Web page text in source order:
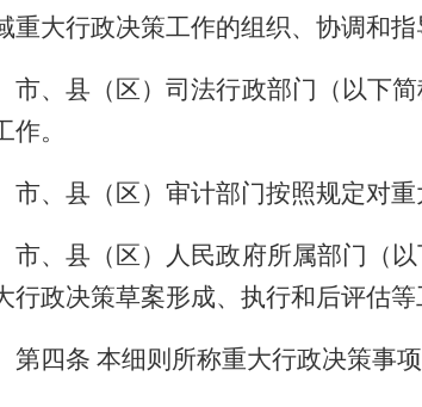
重大行政决策工作的组织、协调和指
市、县（区）司法行政部门（以下
作。
市、县（区）审计部门按照规定对重
市、县（区）人民政府所属部门（
行政决策草案形成、执行和后评估等
第四条 本细则所称重大行政决策事